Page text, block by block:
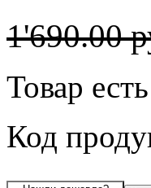
1'690.00
Товар
Код